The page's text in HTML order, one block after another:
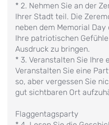
* 2. Nehmen Sie an der
Ihrer Stadt teil. Die
neben dem Memorial
Ihre patriotischen
Ausdruck zu bringen.
* 3. Veranstalten Sie Ihre
Veranstalten Sie eine
so, aber vergessen Sie
gut sichtbaren Ort
Flaggentagsparty